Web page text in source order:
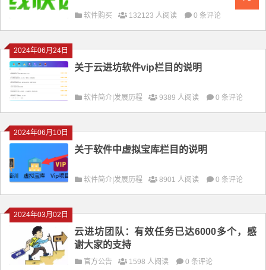
软件购买 132123 人阅读 0 条评论
2024年06月24日
关于云进坊软件vip栏目的说明
软件简介|发展历程 9389 人阅读 0 条评论
2024年06月10日
关于软件中虚拟宝库栏目的说明
软件简介|发展历程 8901 人阅读 0 条评论
2024年03月02日
云进坊团队：有效任务已达6000多个，感
谢大家的支持
官方公告 1598 人阅读 0 条评论